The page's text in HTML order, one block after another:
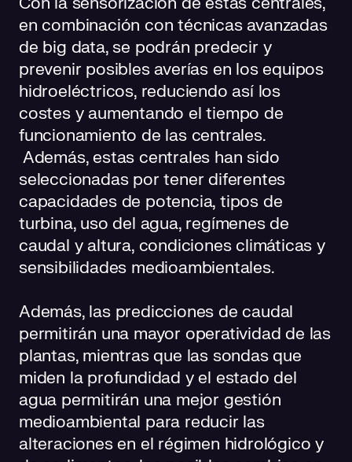
en combinación con técnicas avanzadas
de big data, se podrán predecir y
prevenir posibles averías en los equipos
hidroeléctricos, reduciendo así los
costes y aumentando el tiempo de
funcionamiento de las centrales.
Además, estas centrales han sido
seleccionadas por tener diferentes
capacidades de potencia, tipos de
turbina, uso del agua, regímenes de
caudal y altura, condiciones climáticas y
sensibilidades medioambientales.
Además, las predicciones de caudal
permitirán una mayor operatividad de las
plantas, mientras que las sondas que
miden la profundidad y el estado del
agua permitirán una mejor gestión
medioambiental para reducir las
alteraciones en el régimen hidrológico y